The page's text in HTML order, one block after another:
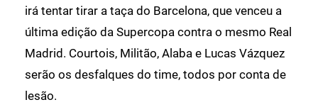
irá tentar tirar a taça do Barcelona, que venceu a
última edição da Supercopa contra o mesmo Real
Madrid. Courtois, Militão, Alaba e Lucas Vázquez
serão os desfalques do time, todos por conta de
lesão.